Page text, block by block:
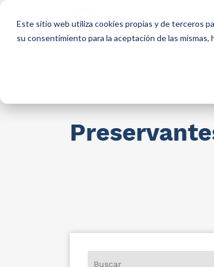
Este sitio web utiliza cookies propias y de terceros
su consentimiento para la aceptación de las mismas,